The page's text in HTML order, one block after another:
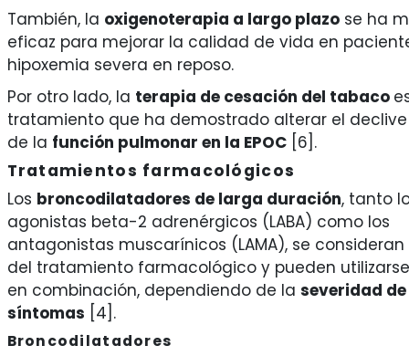
También, la oxigenoterapia a largo plazose ha
eficaz para mejorar la calidad de vida en
hipoxemia severa en reposo.
Por otro lado, la terapia de cesación del tabaco
tratamiento que ha demostrado alterar el
de la función pulmonar en la EPOC[6].
Tratamientos farmacológicos
Los broncodilatadores de larga duración, tanto
agonistas beta-2 adrenérgicos (LABA) como los
antagonistas muscarínicos (LAMA), se consideran
del tratamiento farmacológico y pueden
en combinación, dependiendo de la severidad de
síntomas [4].
Broncodilatadores